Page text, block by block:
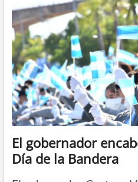
lealtad
a
la
bandera
nacional
El gobernador
Día de la Bandera